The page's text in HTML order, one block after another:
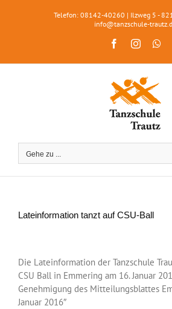
Telefon: 08142-40260 | Ilzweg 5 -
info@tanzschule-
FacebookInstagram
Gehe zu ...
Lateinformation tanzt auf CSU-Ball
grösseres
Bild
Die Lateinformation der Tanzschule
CSU Ball in Emmering am 16. Januar
Genehmigung des Mitteilungsblattes
Januar 2016″